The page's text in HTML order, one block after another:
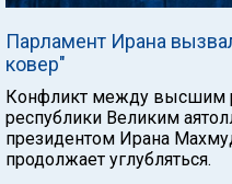
Парламент Ирана
ковер"
Конфликт между высшим
республики Великим
президентом Ирана
продолжает углубляться.